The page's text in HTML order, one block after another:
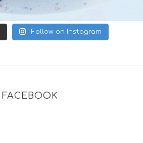
Follow on Instagram
FACEBOOK